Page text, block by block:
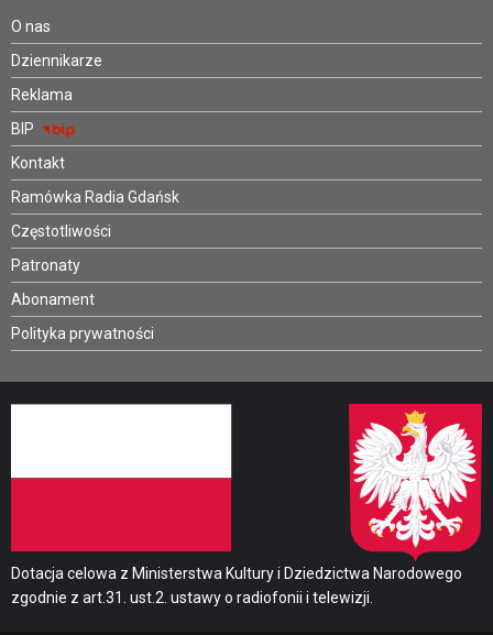
O nas
Dziennikarze
Reklama
BIP
Kontakt
Ramówka Radia Gdańsk
Częstotliwości
Patronaty
Abonament
Polityka prywatności
Dotacja celowa z Ministerstwa Kultury i Dziedzictwa Narodowego
zgodnie z art.31. ust.2. ustawy o radiofonii i telewizji.